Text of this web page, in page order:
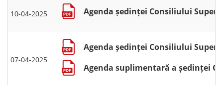
10-04-2025 Agenda ședinței Consiliului
07-04-2025
Agenda ședinței Consiliului
Agenda suplimentară a ședinței